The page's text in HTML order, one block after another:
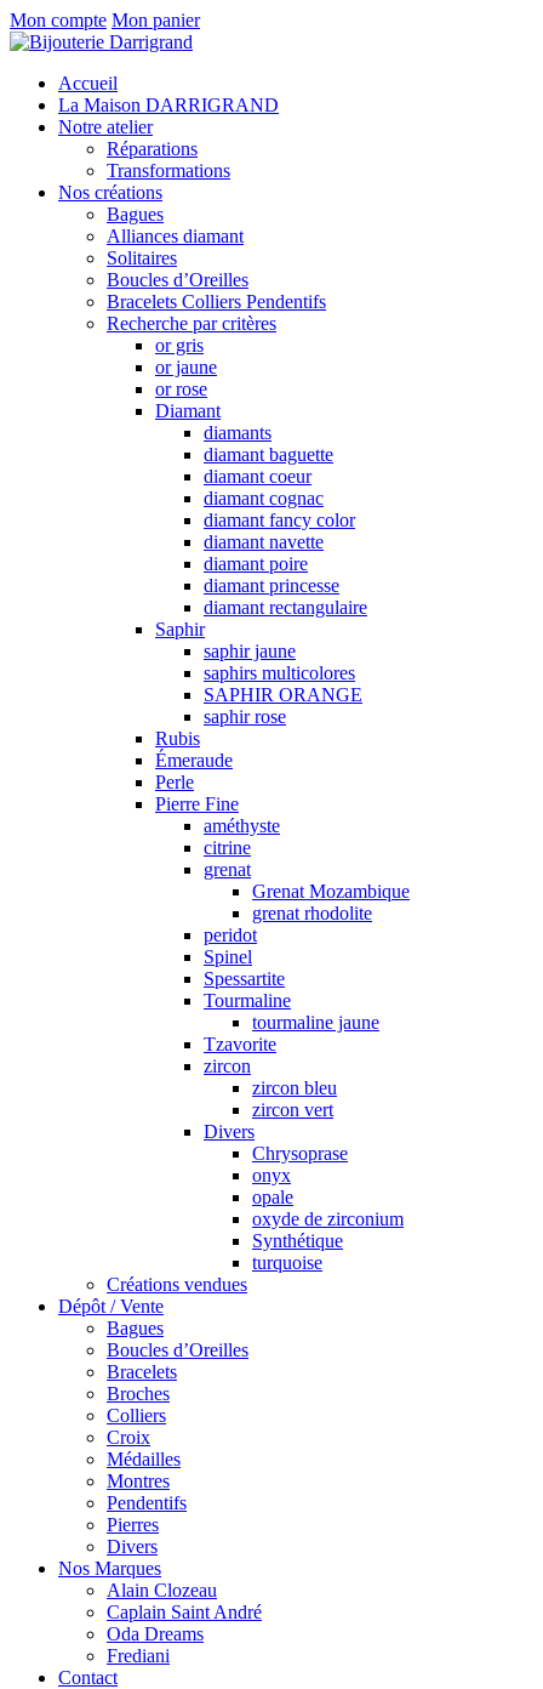
Mon compte Mon panier
Accueil
La Maison DARRIGRAND
Notre atelier
Réparations
Transformations
Nos créations
Bagues
Alliances diamant
Solitaires
Boucles d’Oreilles
Bracelets Colliers Pendentifs
Recherche par critères
or gris
or jaune
or rose
Diamant
diamants
diamant baguette
diamant coeur
diamant cognac
diamant fancy color
diamant navette
diamant poire
diamant princesse
diamant rectangulaire
Saphir
saphir jaune
saphirs multicolores
SAPHIR ORANGE
saphir rose
Rubis
Émeraude
Perle
Pierre Fine
améthyste
citrine
grenat
Grenat Mozambique
grenat rhodolite
peridot
Spinel
Spessartite
Tourmaline
tourmaline jaune
Tzavorite
zircon
zircon bleu
zircon vert
Divers
Chrysoprase
onyx
opale
oxyde de zirconium
Synthétique
turquoise
Créations vendues
Dépôt / Vente
Bagues
Boucles d’Oreilles
Bracelets
Broches
Colliers
Croix
Médailles
Montres
Pendentifs
Pierres
Divers
Nos Marques
Alain Clozeau
Caplain Saint André
Oda Dreams
Frediani
Contact